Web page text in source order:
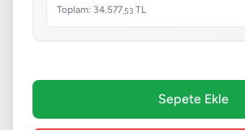
Toplam: 34.577 ,53 TL
Sepete Ekle